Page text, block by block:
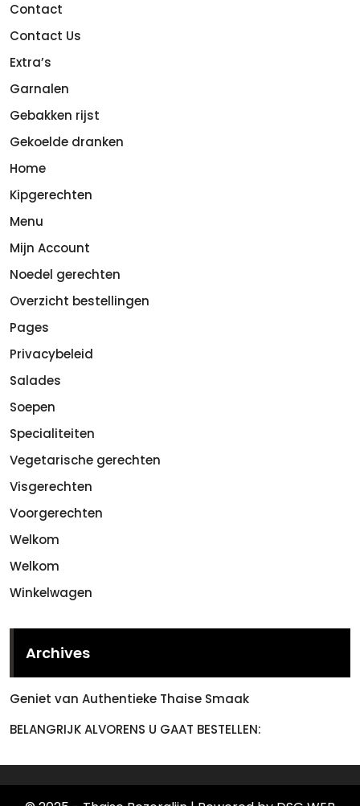
Contact
Contact Us
Extra’s
Garnalen
Gebakken rijst
Gekoelde dranken
Home
Kipgerechten
Menu
Mijn Account
Noedel gerechten
Overzicht bestellingen
Pages
Privacybeleid
Salades
Soepen
Specialiteiten
Vegetarische gerechten
Visgerechten
Voorgerechten
Welkom
Welkom
Winkelwagen
Archives
Geniet van Authentieke Thaise Smaak
BELANGRIJK ALVORENS U GAAT BESTELLEN: